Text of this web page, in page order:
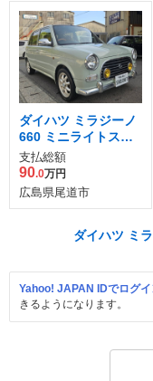
ダイハツ ミラジーノ
660 ミニライトスペ
シャル リミテッド
支払総額
90.0万円
広島県尾道市
ダイハツ ミ
Yahoo! JAPAN IDでログイ
きるようになります。